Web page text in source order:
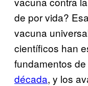
de por vida?
vacuna
científicos han
fundamentos
década, y los